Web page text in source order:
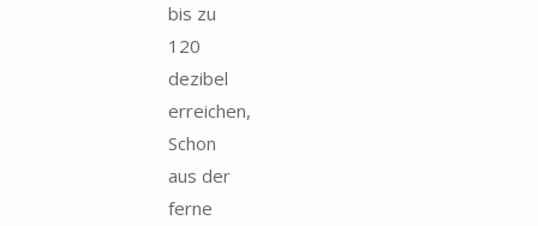
bis zu
120
dezibel
erreichen,
Schon
aus der
ferne